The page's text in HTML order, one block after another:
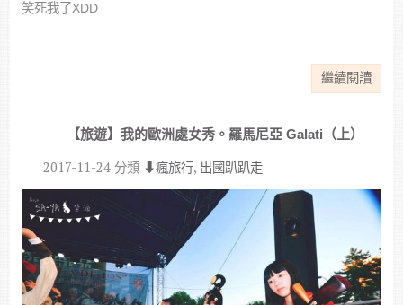
笑死我了XDD
繼續閱讀
【旅遊】我的歐洲處女秀。羅馬尼亞 Galati（上）
2017-11-24 分類 ⬇︎瘋旅行, 出國趴趴走